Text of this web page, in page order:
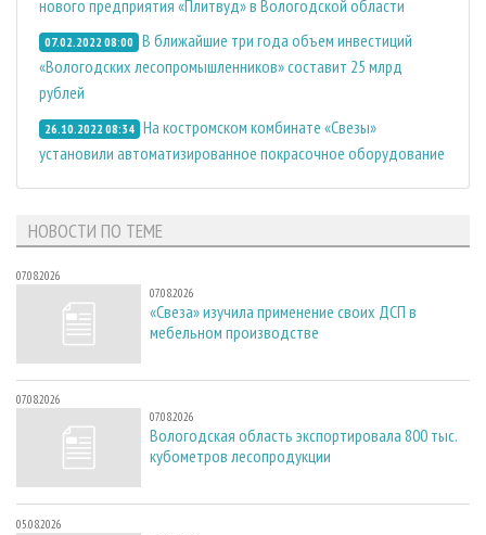
нового предприятия «Плитвуд» в Вологодской области
07.02.2022 08:00 В ближайшие три года объем инвестиций
«Вологодских лесопромышленников» составит 25 млрд
рублей
26.10.2022 08:34 На костромском комбинате «Свезы»
установили автоматизированное покрасочное оборудование
НОВОСТИ ПО ТЕМЕ
07.08.2026
07.08.2026
«Свеза» изучила применение своих ДСП в
мебельном производстве
07.08.2026
07.08.2026
Вологодская область экспортировала 800 тыс.
кубометров лесопродукции
05.08.2026